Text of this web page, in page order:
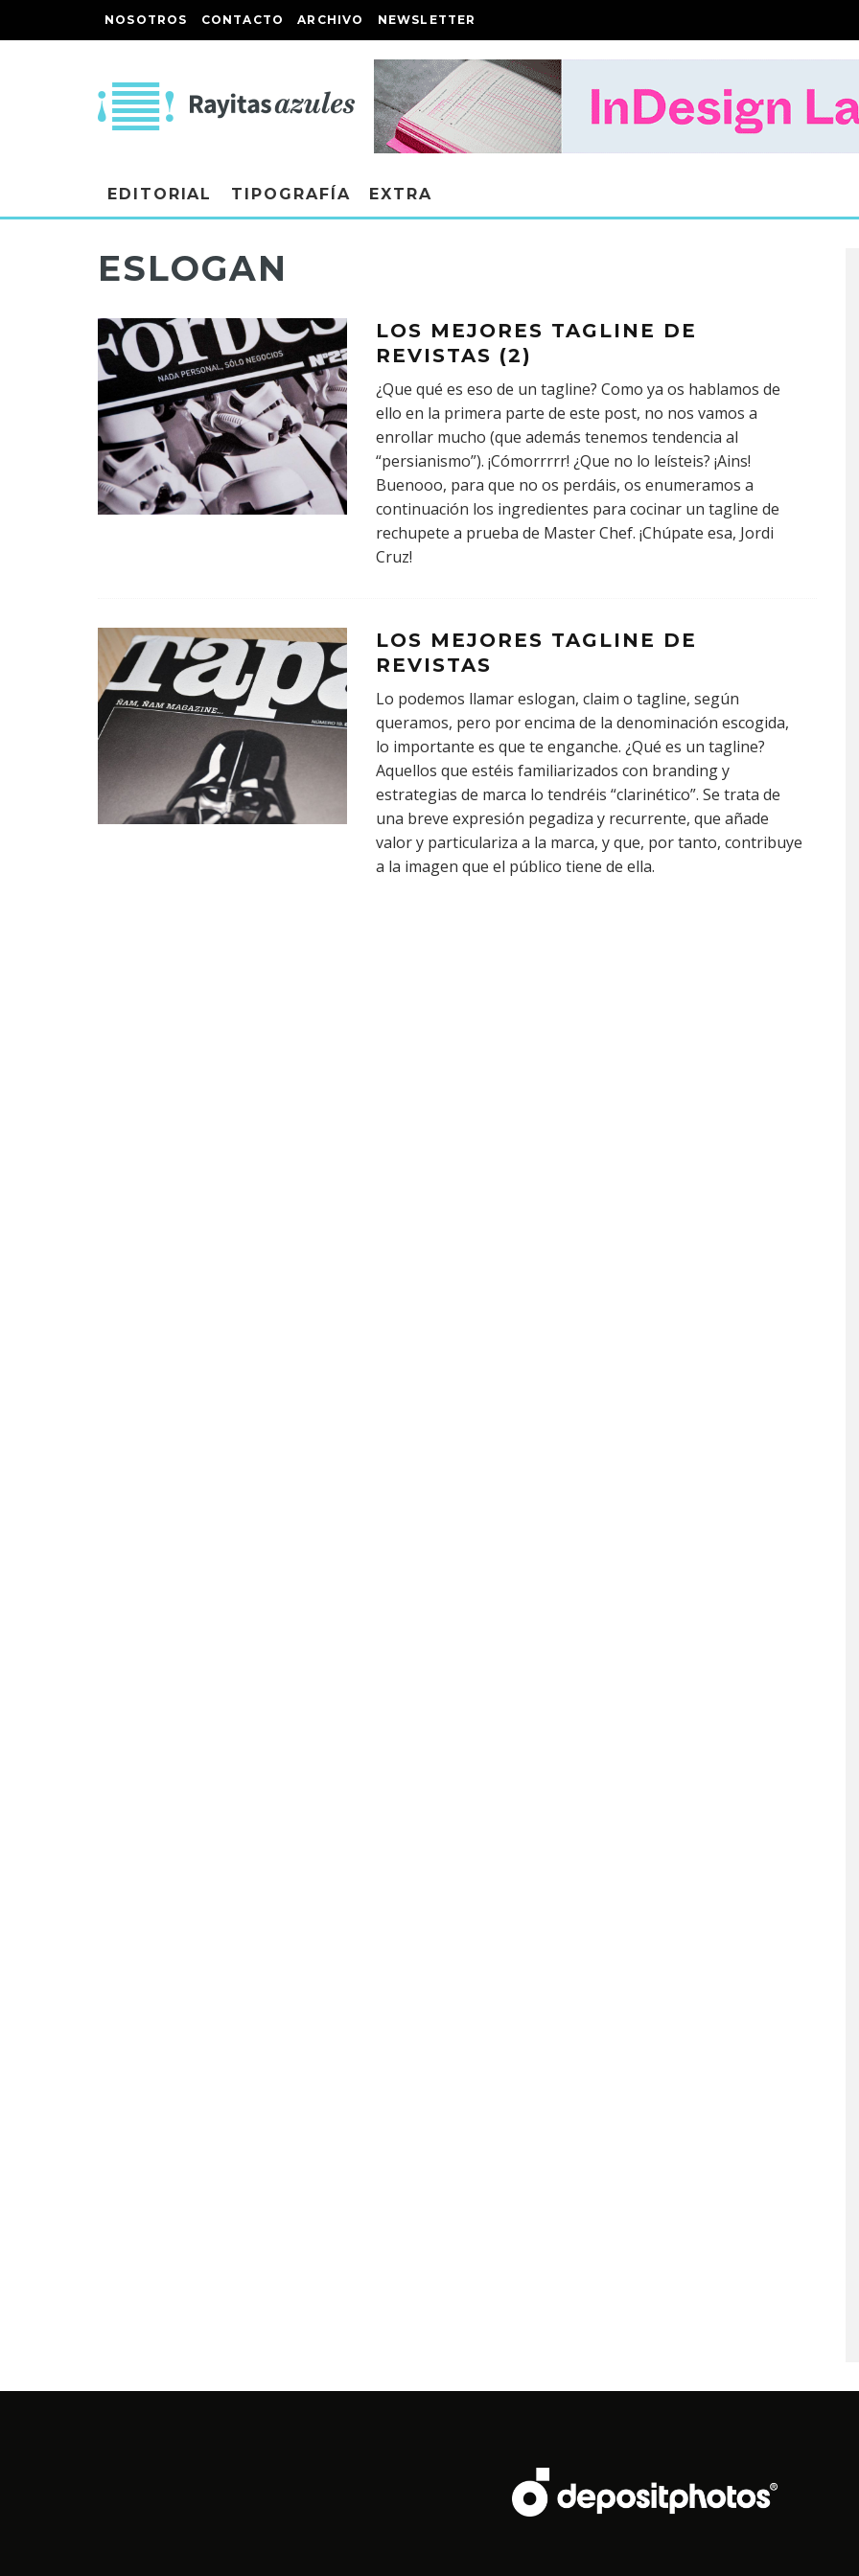
NOSOTROS CONTACTO ARCHIVO NEWSLETTER
EDITORIAL TIPOGRAFÍA EXTRA
ESLOGAN
LOS MEJORES TAGLINE DE
REVISTAS (2)
¿Que qué es eso de un tagline? Como ya os hablamos de
ello en la primera parte de este post, no nos vamos a
enrollar mucho (que además tenemos tendencia al
“persianismo”). ¡Cómorrrrr! ¿Que no lo leísteis? ¡Ains!
Buenooo, para que no os perdáis, os enumeramos a
continuación los ingredientes para cocinar un tagline de
rechupete a prueba de Master Chef. ¡Chúpate esa, Jordi
Cruz!
LOS MEJORES TAGLINE DE
REVISTAS
Lo podemos llamar eslogan, claim o tagline, según
queramos, pero por encima de la denominación escogida,
lo importante es que te enganche. ¿Qué es un tagline?
Aquellos que estéis familiarizados con branding y
estrategias de marca lo tendréis “clarinético”. Se trata de
una breve expresión pegadiza y recurrente, que añade
valor y particulariza a la marca, y que, por tanto, contribuye
a la imagen que el público tiene de ella.